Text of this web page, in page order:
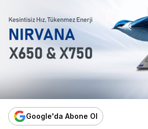
Google'da Abone Ol